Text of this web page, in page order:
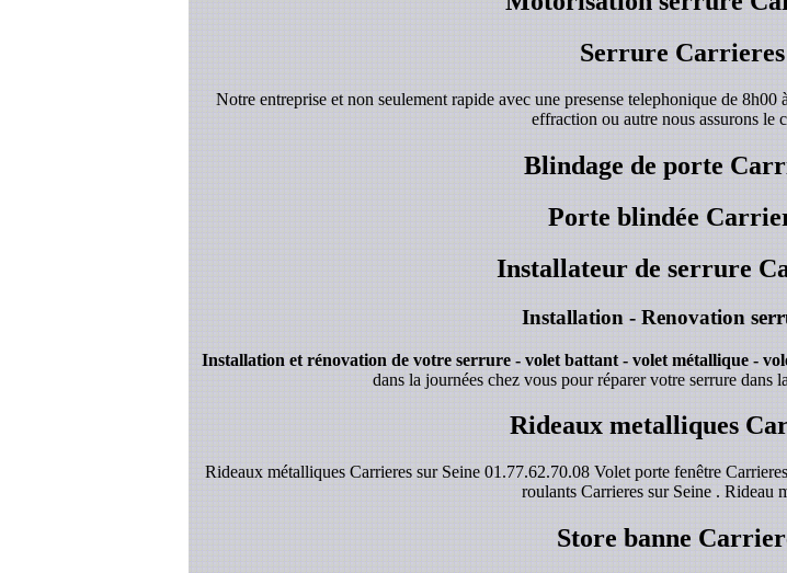
Serrure Carrieres
Notre entreprise et non seulement rapide avec une presense telephonique de
effraction ou autre nous assurons le
Blindage de porte
Porte blindée
Installateur de serrure
Installation - Renovation
Installation et rénovation de votre serrure - volet battant - volet métallique -
dans la journées chez vous pour réparer votre serrure dans
Rideaux metalliques
Rideaux métalliques Carrieres sur Seine 01.77.62.70.08 Volet porte fenêtre
roulants Carrieres sur Seine . Rideau
Store banne